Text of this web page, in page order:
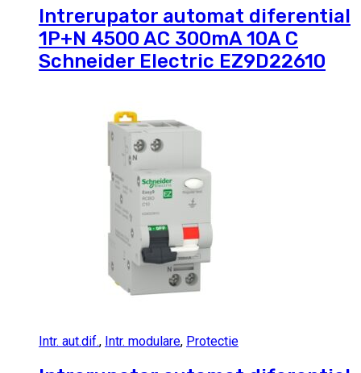
Intrerupator automat diferential
1P+N 4500 AC 300mA 10A C
Schneider Electric EZ9D22610
Intr. aut.dif., Intr. modulare, Protectie